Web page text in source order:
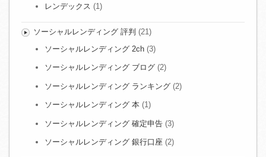
レンデックス (1)
ソーシャルレンディング 評判 (21)
ソーシャルレンディング 2ch (3)
ソーシャルレンディング ブログ (2)
ソーシャルレンディング ランキング (2)
ソーシャルレンディング 本 (1)
ソーシャルレンディング 確定申告 (3)
ソーシャルレンディング 銀行口座 (2)